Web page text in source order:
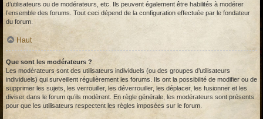
d’utilisateurs ou de modérateurs, etc. Ils peuvent également être habilités à modérer
l’ensemble des forums. Tout ceci dépend de la configuration effectuée par le fondateur
du forum.
Haut
Que sont les modérateurs ?
Les modérateurs sont des utilisateurs individuels (ou des groupes d’utilisateurs
individuels) qui surveillent régulièrement les forums. Ils ont la possibilité de modifier ou de
supprimer les sujets, les verrouiller, les déverrouiller, les déplacer, les fusionner et les
diviser dans le forum qu’ils modèrent. En règle générale, les modérateurs sont présents
pour que les utilisateurs respectent les règles imposées sur le forum.